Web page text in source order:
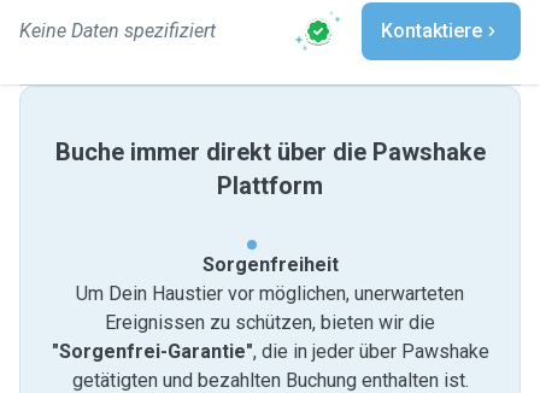
Keine Daten spezifiziert Kontaktiere
Buche immer direkt über die Pawshake
Plattform
Sorgenfreiheit
Um Dein Haustier vor möglichen, unerwarteten
Ereignissen zu schützen, bieten wir die
"Sorgenfrei-Garantie", die in jeder über Pawshake
getätigten und bezahlten Buchung enthalten ist.